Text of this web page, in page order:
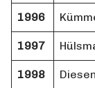
1996
1997
1998 Diesen